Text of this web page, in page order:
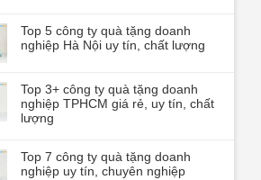
Top 5 công ty quà tặng doanh
nghiệp Hà Nội uy tín, chất lượng
Top 3+ công ty quà tặng doanh
nghiệp TPHCM giá rẻ, uy tín, chất
lượng
Top 7 công ty quà tặng doanh
nghiệp uy tín, chuyên nghiệp